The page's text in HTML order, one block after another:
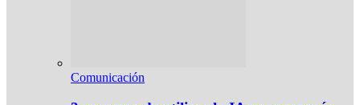
Comunicación